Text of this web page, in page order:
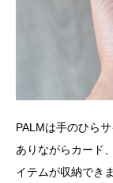
PALMは手のひら
ありながらカード
イテムが収納できま